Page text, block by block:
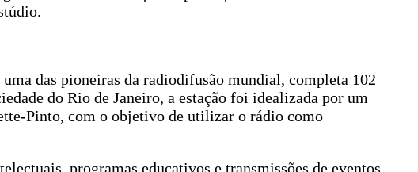
das pioneiras da radiodifusão mundial, completa 102
do Rio de Janeiro, a estação foi idealizada por um
Pinto, com o objetivo de utilizar o rádio como
programas educativos e transmissões de eventos